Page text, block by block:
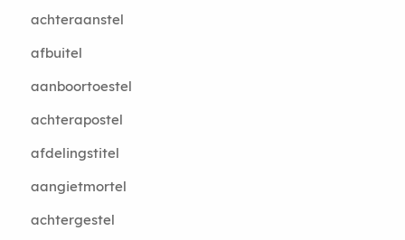
achteraanstel
afbuitel
aanboortoestel
achterapostel
afdelingstitel
aangietmortel
achtergestel